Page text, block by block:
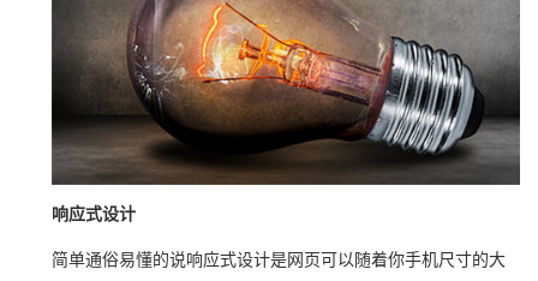
响应式设计
简单通俗易懂的说响应式设计是网页可以随着你手机尺寸的大